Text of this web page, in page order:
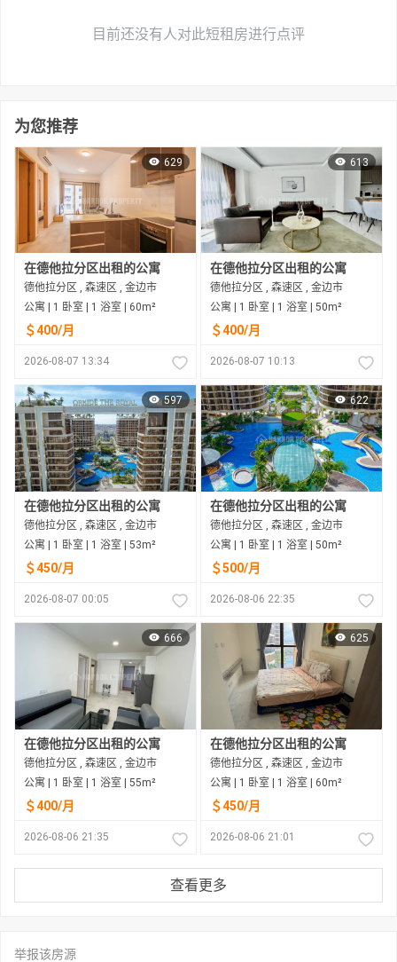
目前还没有人对此短租房进行点评
为您推荐
629
在德他拉分区出租的公寓
德他拉分区 , 森速区 , 金边市
公寓 | 1 卧室 | 1 浴室 | 60m²
＄400/月
2026-08-07 13:34
613
在德他拉分区出租的公寓
德他拉分区 , 森速区 , 金边市
公寓 | 1 卧室 | 1 浴室 | 50m²
＄400/月
2026-08-07 10:13
597
在德他拉分区出租的公寓
德他拉分区 , 森速区 , 金边市
公寓 | 1 卧室 | 1 浴室 | 53m²
＄450/月
2026-08-07 00:05
622
在德他拉分区出租的公寓
德他拉分区 , 森速区 , 金边市
公寓 | 1 卧室 | 1 浴室 | 50m²
＄500/月
2026-08-06 22:35
666
在德他拉分区出租的公寓
德他拉分区 , 森速区 , 金边市
公寓 | 1 卧室 | 1 浴室 | 55m²
＄400/月
2026-08-06 21:35
625
在德他拉分区出租的公寓
德他拉分区 , 森速区 , 金边市
公寓 | 1 卧室 | 1 浴室 | 60m²
＄450/月
2026-08-06 21:01
查看更多
举报该房源